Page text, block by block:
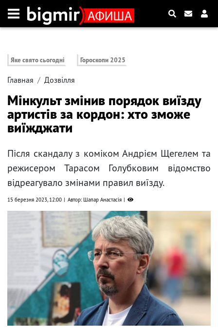
Яке свято сьогодні Гороскопи 2025
Главная Дозвілля
Мінкульт змінив порядок виїзду
артистів за кордон: хто зможе
виїжджати
Після скандалу з коміком Андрієм Щегелем та
режисером Тарасом Голубковим відомство
відреагувало змінами правил виїзду.
15 березня 2023, 12:00 Автор: Шапар Анастасія